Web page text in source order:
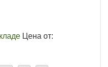
Цена от: